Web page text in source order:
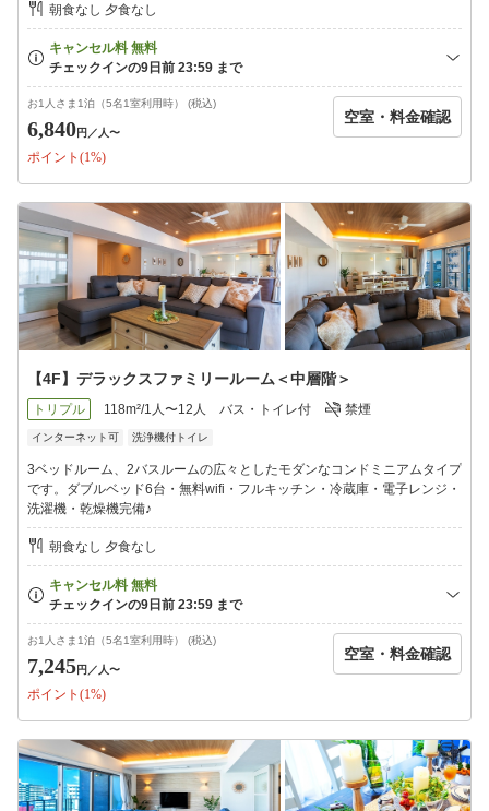
朝食なし 夕食なし
お1人さま1泊（5名1室利用時） (税込)
6,840円 ／人〜
ポイント(1%)
空室・料金確認
【4F】デラックスファミリールーム＜中層階＞
トリプル 118m²/1人〜12人 バス・トイレ付 禁煙
インターネット可 洗浄機付トイレ
3ベッドルーム、2バスルームの広々としたモダンなコンドミニアムタイプ
です。ダブルベッド6台・無料wifi・フルキッチン・冷蔵庫・電子レンジ・
洗濯機・乾燥機完備♪
朝食なし 夕食なし
お1人さま1泊（5名1室利用時） (税込)
7,245円 ／人〜
ポイント(1%)
空室・料金確認